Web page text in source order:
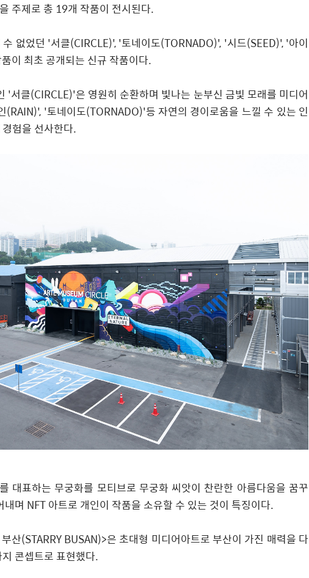
주제로 총 19개 작품이 전시된다.
없었던 '서클(CIRCLE)','토네이도(TORNADO)', '시드(SEED)','아이
이 최초 공개되는 신규 작품이다.
'서클(CIRCLE)'은 영원히 순환하며 빛나는 눈부신 금빛 모래를 미디어
(RAIN)', '토네이도(TORNADO)'등 자연의 경이로움을 느낄 수 있는 인
험을 선사한다.
대표하는 무궁화를 모티브로 무궁화 씨앗이 찬란한 아름다움을 꿈꾸
며 NFT 아트로 개인이 작품을 소유할 수 있는 것이 특징이다.
산(STARRY BUSAN)>은 초대형 미디어아트로부산이 가진 매력을 다
콘셉트로 표현했다.